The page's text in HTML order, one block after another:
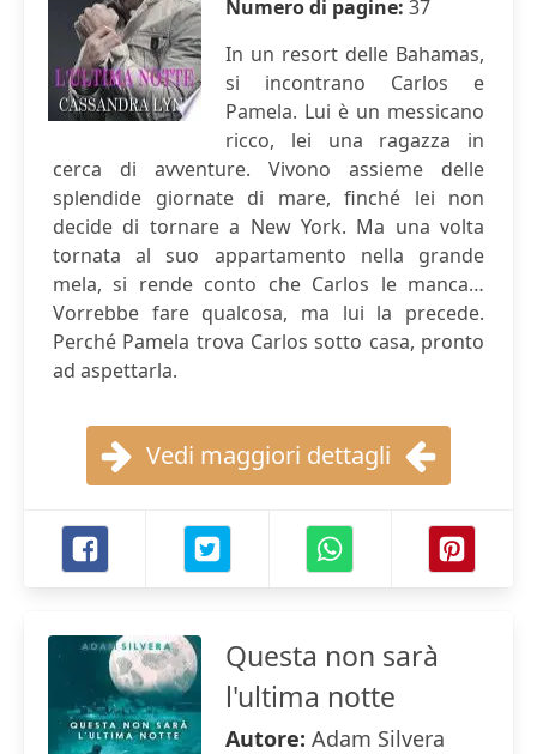
Numero di pagine: 37
In un resort delle Bahamas,
si incontrano Carlos e
Pamela. Lui è un messicano
ricco, lei una ragazza in
cerca di avventure. Vivono assieme delle
splendide giornate di mare, finché lei non
decide di tornare a New York. Ma una volta
tornata al suo appartamento nella grande
mela, si rende conto che Carlos le manca…
Vorrebbe fare qualcosa, ma lui la precede.
Perché Pamela trova Carlos sotto casa, pronto
ad aspettarla.
Vedi maggiori dettagli
Questa non sarà
l'ultima notte
Autore: Adam Silvera